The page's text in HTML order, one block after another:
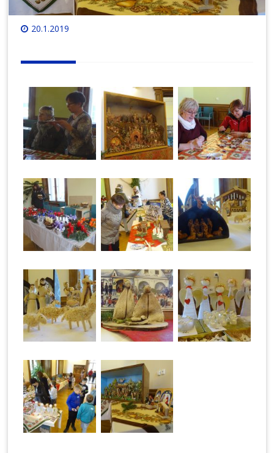
20.1.2019